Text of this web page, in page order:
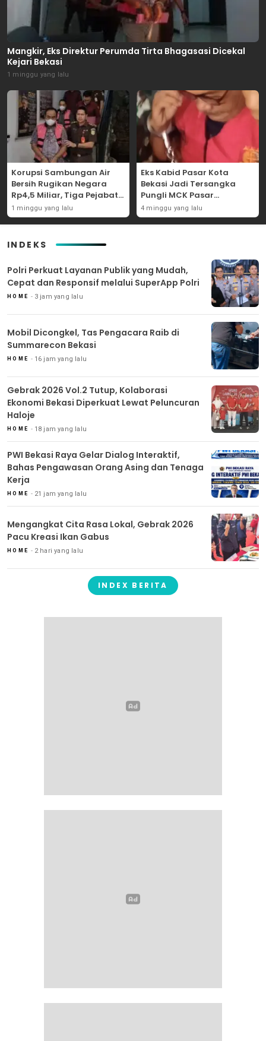
Mangkir, Eks Direktur Perumda Tirta Bhagasasi Dicekal
Kejari Bekasi
1 minggu yang lalu
Korupsi Sambungan Air
Bersih Rugikan Negara
Rp4,5 Miliar, Tiga Pejabat
Perumda Dijerat
1 minggu yang lalu
Eks Kabid Pasar Kota
Bekasi Jadi Tersangka
Pungli MCK Pasar
Bantargebang
4 minggu yang lalu
INDEKS
Polri Perkuat Layanan Publik yang Mudah,
Cepat dan Responsif melalui SuperApp Polri
HOME 3 jam yang lalu
Mobil Dicongkel, Tas Pengacara Raib di
Summarecon Bekasi
HOME 16 jam yang lalu
Gebrak 2026 Vol.2 Tutup, Kolaborasi
Ekonomi Bekasi Diperkuat Lewat Peluncuran
Haloje
HOME 18 jam yang lalu
PWI Bekasi Raya Gelar Dialog Interaktif,
Bahas Pengawasan Orang Asing dan Tenaga
Kerja
HOME 21 jam yang lalu
Mengangkat Cita Rasa Lokal, Gebrak 2026
Pacu Kreasi Ikan Gabus
HOME 2 hari yang lalu
INDEX BERITA